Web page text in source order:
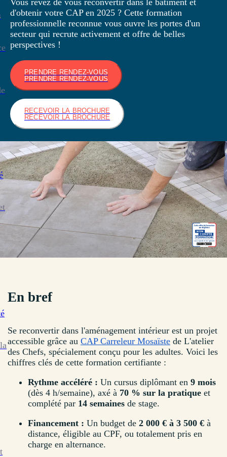
Vous rêvez de vous reconvertir dans le bâtiment et
d'obtenir votre CAP en 2025 ? Cette formation
professionnelle reconnue vous ouvre les portes d'un
secteur qui recrute activement et offre de belles
perspectives !
PRENDRE RENDEZ-VOUS
PRENDRE RENDEZ-VOUS
RECEVOIR LA BROCHURE
RECEVOIR LA BROCHURE
En bref
Se reconvertir dans l'aménagement intérieur est un projet
accessible grâce au CAP Carreleur Mosaïste de L'atelier
des Chefs, spécialement conçu pour les adultes. Voici les
chiffres clés de cette formation certifiante :
Rythme accéléré : Un cursus diplômant en 9 mois
(dès 4 h/semaine), axé à 70 % sur la pratique et
complété par 14 semaines de stage.
Financement : Un budget de 2 000 € à 3 500 € à
distance, éligible au CPF, ou totalement pris en
charge en alternance.